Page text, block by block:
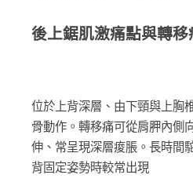
後上鋸肌激痛點與轉移
位於上背深層、由下頸與上胸
骨動作。轉移痛可從肩胛內側
伸、常呈現深層痠脹。長時間
背固定姿勢時較常出現